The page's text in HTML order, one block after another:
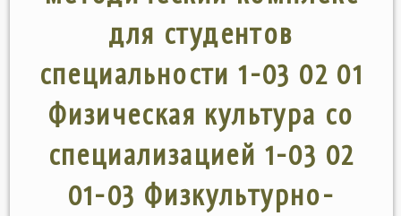
для студентов
специальности 1-03 02 01
Физическая культура со
специализацией 1-03 02
01-03 Физкультурно-